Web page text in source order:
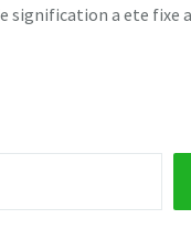
signification a ete fixe